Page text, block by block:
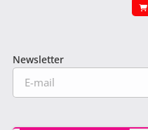
Newsletter